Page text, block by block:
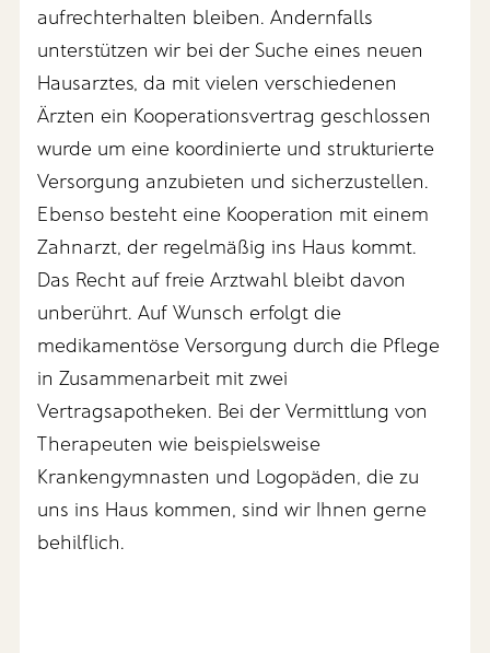
aufrechterhalten bleiben. Andernfalls
unterstützen wir bei der Suche eines neuen
Hausarztes, da mit vielen verschiedenen
Ärzten ein Kooperationsvertrag geschlossen
wurde um eine koordinierte und strukturierte
Versorgung anzubieten und sicherzustellen.
Ebenso besteht eine Kooperation mit einem
Zahnarzt, der regelmäßig ins Haus kommt.
Das Recht auf freie Arztwahl bleibt davon
unberührt. Auf Wunsch erfolgt die
medikamentöse Versorgung durch die Pflege
in Zusammenarbeit mit zwei
Vertragsapotheken. Bei der Vermittlung von
Therapeuten wie beispielsweise
Krankengymnasten und Logopäden, die zu
uns ins Haus kommen, sind wir Ihnen gerne
behilflich.